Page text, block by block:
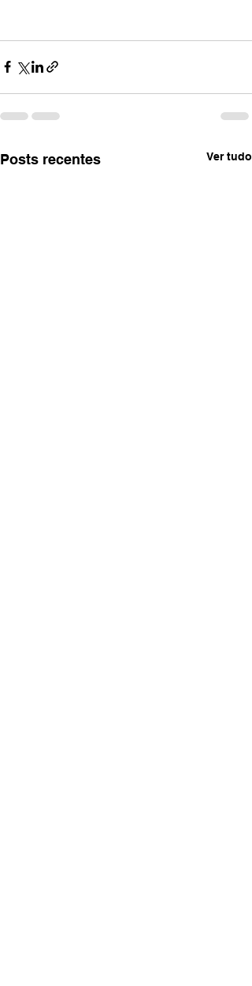
Posts recentes Ver tudo